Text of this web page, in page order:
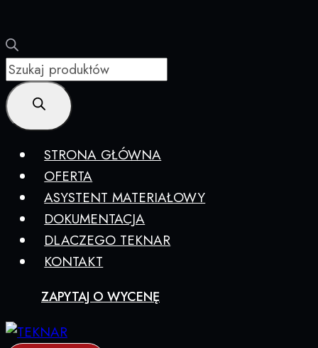
Wyszukiwarka
produktów
STRONA GŁÓWNA
OFERTA
ASYSTENT MATERIAŁOWY
DOKUMENTACJA
DLACZEGO TEKNAR
KONTAKT
ZAPYTAJ O WYCENĘ